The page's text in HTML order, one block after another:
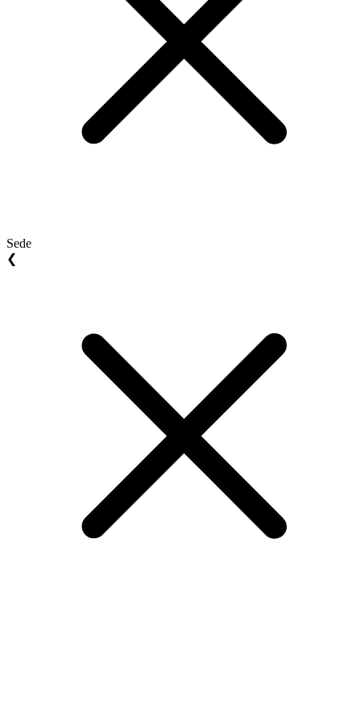
Sede
❮